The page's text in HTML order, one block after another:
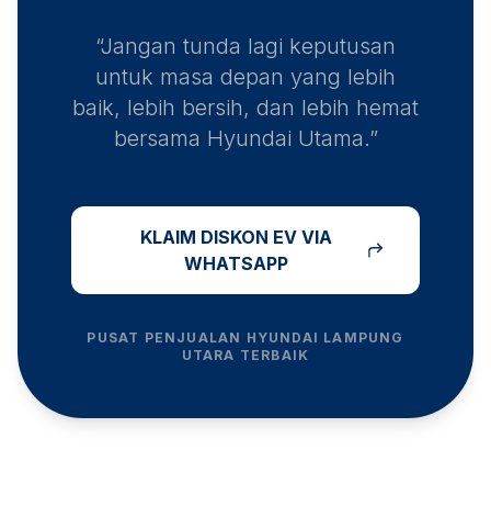
“Jangan tunda lagi keputusan
untuk masa depan yang lebih
baik, lebih bersih, dan lebih hemat
bersama Hyundai Utama.”
KLAIM DISKON EV VIA
WHATSAPP
PUSAT PENJUALAN HYUNDAI LAMPUNG
UTARA TERBAIK